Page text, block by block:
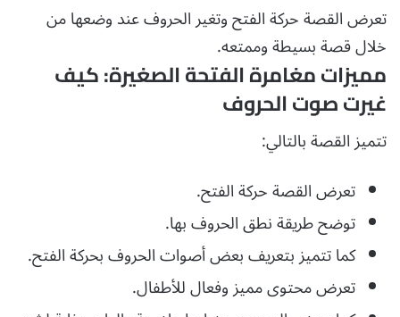
تعرض القصة حركة الفتح وتغير الحروف عند وضعها من
خلال قصة بسيطة وممتعه.
مميزات مغامرة الفتحة الصغيرة: كيف
غيرت صوت الحروف
تتميز القصة بالتالي:
تعرض القصة حركة الفتح.
توضح طريقة نطق الحروف بها.
كما تتميز بتعريف بعض أصوات الحروف بحركة الفتح.
تعرض محتوى مميز وفعال للأطفال.